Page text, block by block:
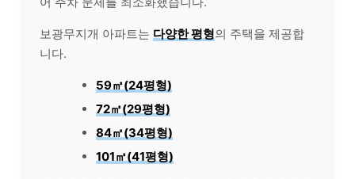
보광무지개 아파트는 다양한 평형의 주택을 제공합
니다.
59㎡(24평형)
72㎡(29평형)
84㎡(34평형)
101㎡(41평형)